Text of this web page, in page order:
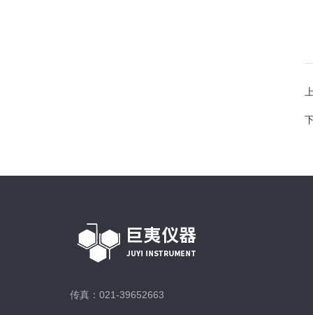
传真：021-39652663